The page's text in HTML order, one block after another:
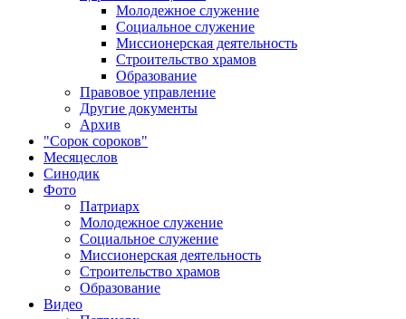
Молодежное служение
Социальное служение
Миссионерская деятельность
Строительство храмов
Образование
Правовое управление
Другие документы
Архив
"Сорок сороков"
Месяцеслов
Синодик
Фото
Патриарх
Молодежное служение
Социальное служение
Миссионерская деятельность
Строительство храмов
Образование
Видео